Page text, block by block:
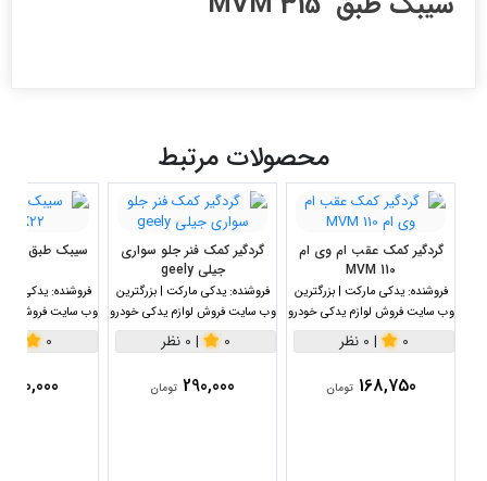
محصولات مرتبط
گردگیر کمک عقب ام وی ام
MVM 110
فروشنده: یدکی مارکت | بزرگترین
وب سایت فروش لوازم یدکی خودرو
0
| 0 نظر
168,750 تومان
گردگیر کمک فنر جلو سواری
جیلی geely
فروشنده: یدکی مارکت | بزرگترین
وب سایت فروش لوازم یدکی خودرو
0
| 0 نظر
290,000 تومان
فروشنده: یدکی
وب سایت فروش
0
880,000